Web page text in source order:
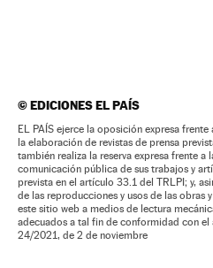
©EDICIONES EL PAÍS
EL PAÍS ejerce la oposición expresa
la elaboración de revistas de prensa
también realiza la reserva expresa frente
comunicación pública de sus trabajos y
prevista en el artículo 33.1 del TRLPI; y,
de las reproducciones y usos de las obras
este sitio web a medios de lectura
adecuados a tal fin de conformidad con
24/2021, de 2 de noviembre